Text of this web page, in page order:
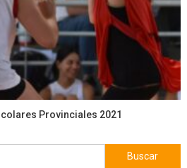
Provinciales 2021
Buscar: